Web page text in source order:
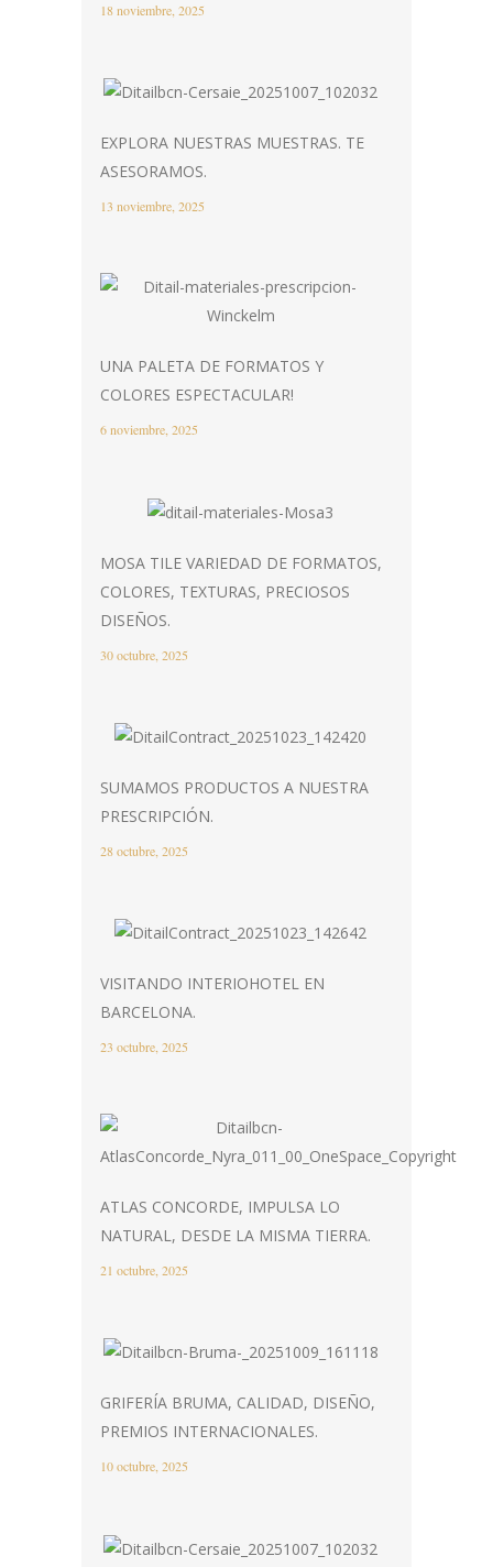
18 noviembre, 2025
EXPLORA NUESTRAS MUESTRAS. TE
ASESORAMOS.
13 noviembre, 2025
UNA PALETA DE FORMATOS Y
COLORES ESPECTACULAR!
6 noviembre, 2025
MOSA TILE VARIEDAD DE FORMATOS,
COLORES, TEXTURAS, PRECIOSOS
DISEÑOS.
30 octubre, 2025
SUMAMOS PRODUCTOS A NUESTRA
PRESCRIPCIÓN.
28 octubre, 2025
VISITANDO INTERIOHOTEL EN
BARCELONA.
23 octubre, 2025
ATLAS CONCORDE, IMPULSA LO
NATURAL, DESDE LA MISMA TIERRA.
21 octubre, 2025
GRIFERÍA BRUMA, CALIDAD, DISEÑO,
PREMIOS INTERNACIONALES.
10 octubre, 2025